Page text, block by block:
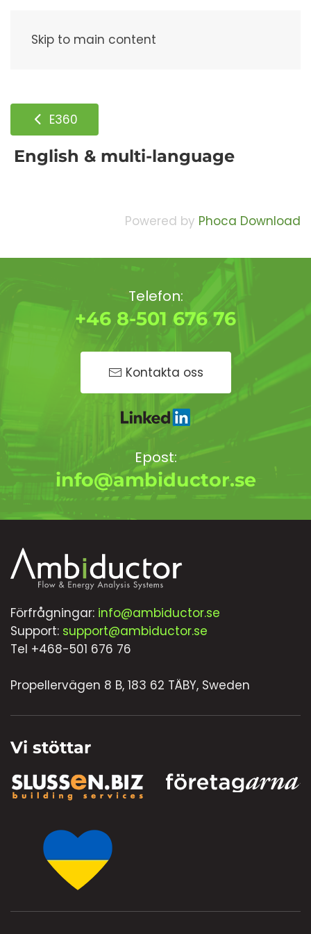
Skip to main content
E360
English & multi-language
Powered by Phoca Download
Telefon:
+46 8-501 676 76
Kontakta oss
Epost:
info@ambiductor.se
Förfrågningar: info@ambiductor.se
Support: support@ambiductor.se
Tel +468-501 676 76
Propellervägen 8 B, 183 62 TÄBY, Sweden
Vi stöttar